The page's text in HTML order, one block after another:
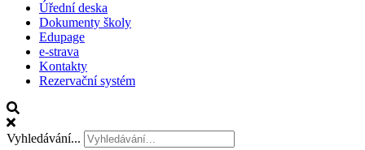
Úřední deska
Dokumenty školy
Edupage
e-strava
Kontakty
Rezervační systém
Vyhledávání...